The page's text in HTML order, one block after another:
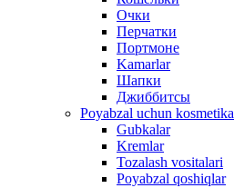
Очки
Перчатки
Портмоне
Kamarlar
Шапки
Джиббитсы
Poyabzal uchun kosmetika
Gubkalar
Kremlar
Tozalash vositalari
Poyabzal qoshiqlar